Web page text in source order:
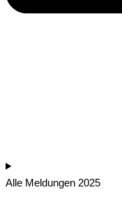
Alle Meldungen 2025